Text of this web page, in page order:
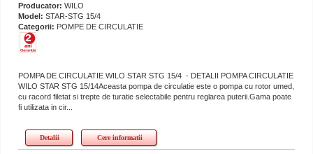
Producator: WILO
Model: STAR-STG 15/4
Categorii: POMPE DE CIRCULATIE
POMPA DE CIRCULATIE WILO STAR STG 15/4 - DETALII POMPA CIRCULATIE
WILO STAR STG 15/14Aceasta pompa de circulatie este o pompa cu rotor umed,
cu racord filetat si trepte de turatie selectabile pentru reglarea puterii.Gama poate
fi utilizata in cir...
Detalii Cere informatii